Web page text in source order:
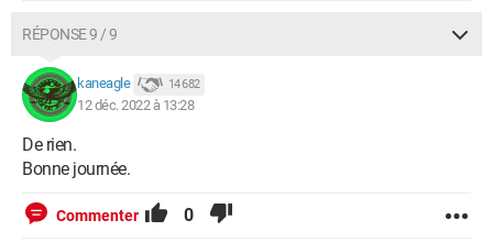
RÉPONSE 9 / 9
kaneagle 14 682
12 déc. 2022 à 13:28
De rien.
Bonne journée.
Commenter 0